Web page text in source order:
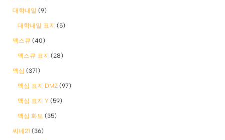
대학내일 (9)
대학내일 표지 (5)
맥스큐 (40)
맥스큐 표지 (28)
맥심 (371)
맥심 표지 DMZ (97)
맥심 표지 Y (59)
맥심 화보 (35)
씨네21 (36)